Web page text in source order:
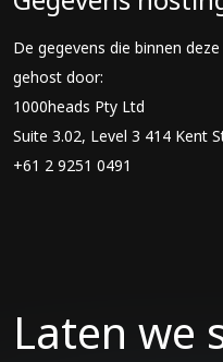
De gegevens die binnen
gehost door:
1000heads Pty Ltd
Suite 3.02, Level 3 414 Kent
+61 2 9251 0491
Laten we